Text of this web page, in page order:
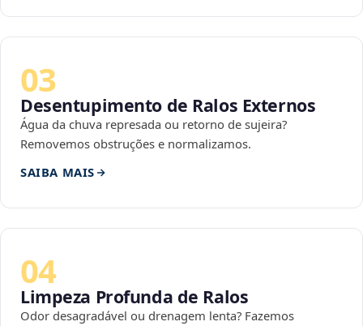
03
Desentupimento de Ralos Externos
Água da chuva represada ou retorno de sujeira?
Removemos obstruções e normalizamos.
SAIBA MAIS
04
Limpeza Profunda de Ralos
Odor desagradável ou drenagem lenta? Fazemos